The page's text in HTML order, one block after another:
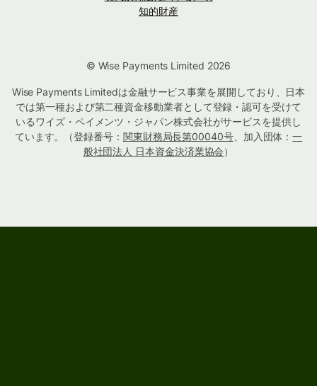
知的財産
© Wise Payments Limited 2026
Wise Payments Limitedは金融サービス事業を展開しており、日本
では第一種および第二種資金移動業者として登録・認可を受けて
いるワイズ・ペイメンツ・ジャパン株式会社がサービスを提供し
ています。（登録番号： 関東財務局長第00040号、加入団体：一
般社団法人 日本資金決済業協会）